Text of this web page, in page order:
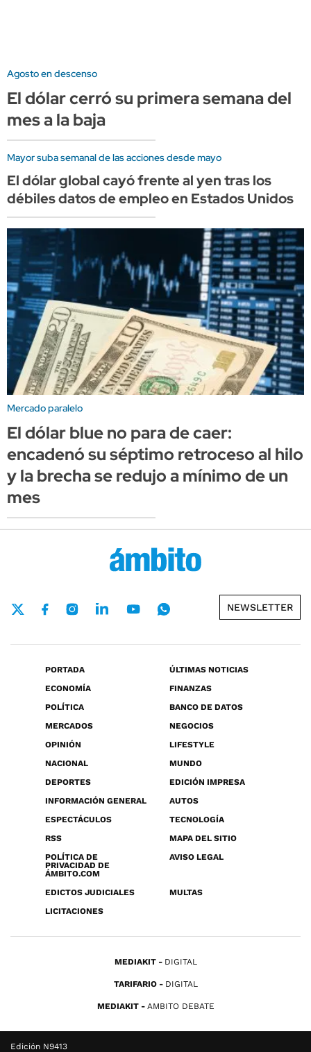
Agosto en descenso
El dólar cerró su primera semana del
mes a la baja
Mayor suba semanal de las acciones desde mayo
El dólar global cayó frente al yen tras los
débiles datos de empleo en Estados Unidos
Mercado paralelo
El dólar blue no para de caer:
encadenó su séptimo retroceso al hilo
y la brecha se redujo a mínimo de un
mes
NEWSLETTER
PORTADA
ÚLTIMAS NOTICIAS
ECONOMÍA
FINANZAS
POLÍTICA
BANCO DE DATOS
MERCADOS
NEGOCIOS
OPINIÓN
LIFESTYLE
NACIONAL
MUNDO
DEPORTES
EDICIÓN IMPRESA
INFORMACIÓN GENERAL
AUTOS
ESPECTÁCULOS
TECNOLOGÍA
RSS
MAPA DEL SITIO
POLÍTICA DE
PRIVACIDAD DE
ÁMBITO.COM
AVISO LEGAL
EDICTOS JUDICIALES
MULTAS
LICITACIONES
MEDIAKIT DIGITAL
TARIFARIO DIGITAL
MEDIAKIT AMBITO DEBATE
Edición N9413